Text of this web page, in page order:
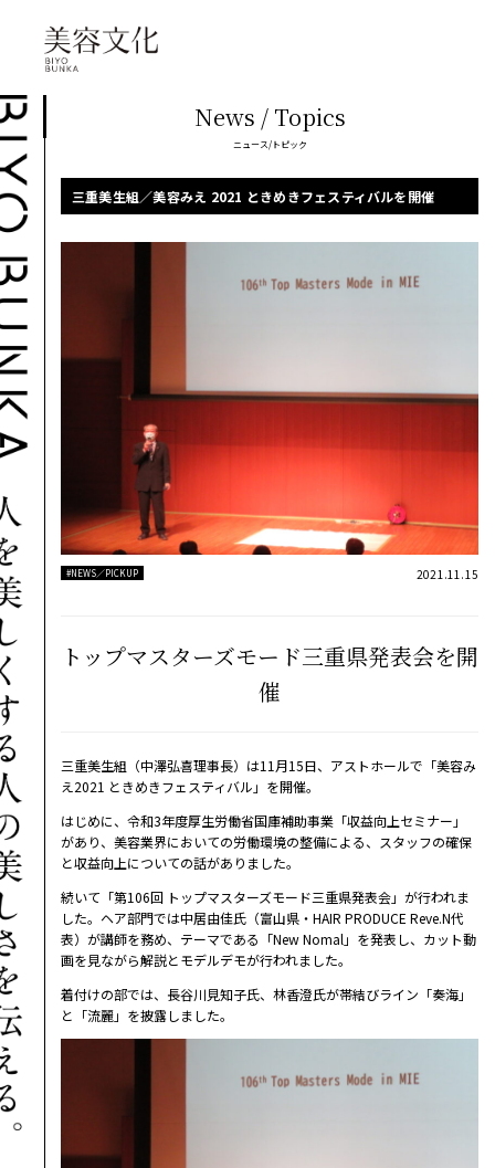
News / Topics
ニュース/トピック
三重美生組／美容みえ 2021 ときめきフェスティバルを開催
#NEWS／PICKUP 2021.11.15
トップマスターズモード三重県発表会を開
催
三重美生組（中澤弘喜理事長）は11月15日、アストホールで「美容み
え2021 ときめきフェスティバル」を開催。
はじめに、令和3年度厚生労働省国庫補助事業「収益向上セミナー」
があり、美容業界においての労働環境の整備による、スタッフの確保
と収益向上についての話がありました。
続いて「第106回 トップマスターズモード三重県発表会」が行われま
した。ヘア部門では中居由佳氏（富山県・HAIR PRODUCE Reve.N代
表）が講師を務め、テーマである「New Nomal」を発表し、カット動
画を見ながら解説とモデルデモが行われました。
着付けの部では、長谷川見知子氏、林香澄氏が帯結びライン「奏海」
と「流麗」を披露しました。